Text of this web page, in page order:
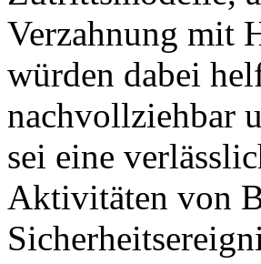
Verzahnung mit
würden dabei
nachvollziehbar
sei eine
Aktivitäten von